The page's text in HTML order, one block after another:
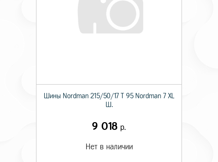
Шины Nordman 215/50/17 T 95 Nordman 7 XL
Ш.
9 018 р.
Нет в наличии